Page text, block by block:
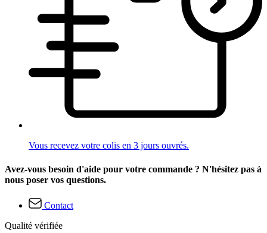
Vous recevez votre colis en 3 jours ouvrés.
Avez-vous besoin d'aide pour votre commande ? N'hésitez pas à
nous poser vos questions.
Contact
Qualité vérifiée